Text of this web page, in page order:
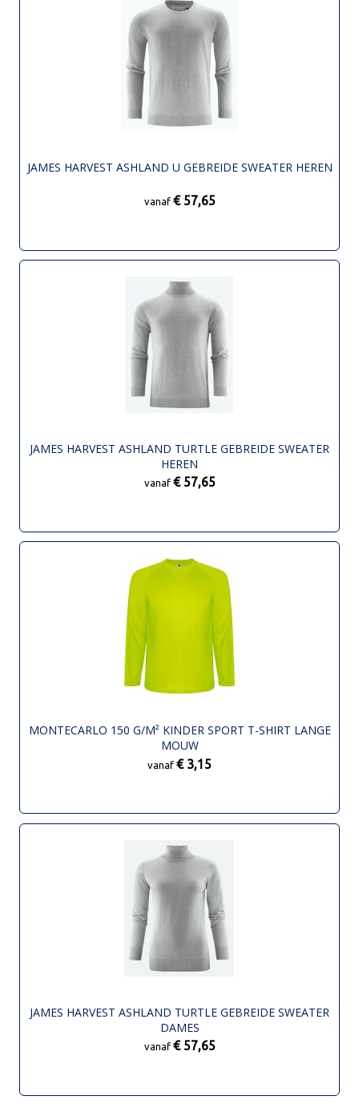
JAMES HARVEST ASHLAND U GEBREIDE SWEATER HEREN
vanaf € 57,65
JAMES HARVEST ASHLAND TURTLE GEBREIDE SWEATER
HEREN
vanaf € 57,65
MONTECARLO 150 G/M² KINDER SPORT T-SHIRT LANGE
MOUW
vanaf € 3,15
JAMES HARVEST ASHLAND TURTLE GEBREIDE SWEATER
DAMES
vanaf € 57,65